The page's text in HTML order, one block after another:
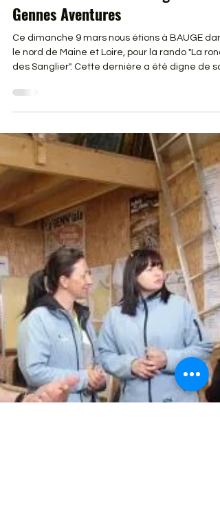
1 min de lecture
Archives
Rande "La ronde des sanglier" VTT
Gennes Aventures
Ce dimanche 9 mars nous étions à BAUGE
le nord de Maine et Loire, pour la rando "La
des Sanglier". Cette dernière a été digne de sa
réputation. En effet, nous avons fait comme les
sangliers, des bains de boues à gogo.